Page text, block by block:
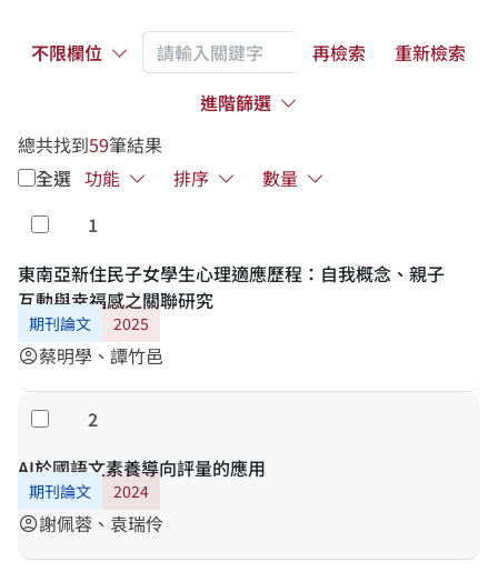
不限欄位 再檢索
重新檢索
進階篩選
總共找到59筆結果
全選 功能 排序
數量
勾選
1
東南亞新住民子女學生心理適應歷程：自我概念、親子
互動與幸福感之關聯研究
期刊論文 2025
account_circle蔡明學、譚竹邑
勾選
2
AI於國語文素養導向評量的應用
期刊論文 2024
account_circle謝佩蓉、袁瑞伶